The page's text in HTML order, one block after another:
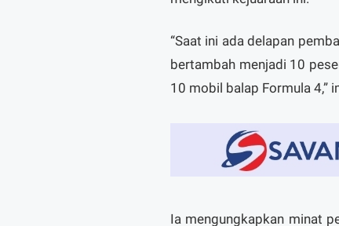
“Saat ini ada delapan
bertambah menjadi 10
10 mobil balap Formula 4,”
Ia mengungkapkan minat